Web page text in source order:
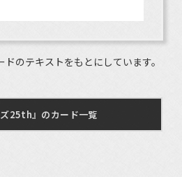
のテキストをもとにしています。
ズ25th』のカード一覧